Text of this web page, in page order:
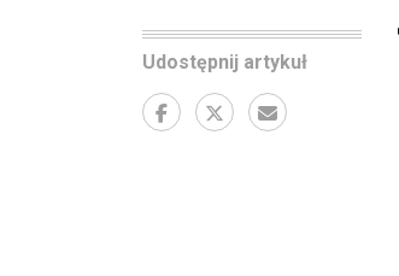
Udostępnij artykuł